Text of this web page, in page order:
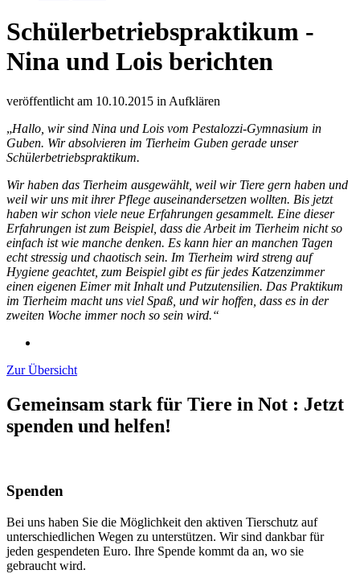
Schülerbetriebspraktikum -
Nina und Lois berichten
veröffentlicht am 10.10.2015 in Aufklären
„Hallo, wir sind Nina und Lois vom Pestalozzi-Gymnasium in
Guben. Wir absolvieren im Tierheim Guben gerade unser
Schülerbetriebspraktikum.
Wir haben das Tierheim ausgewählt, weil wir Tiere gern haben und
weil wir uns mit ihrer Pflege auseinandersetzen wollten. Bis jetzt
haben wir schon viele neue Erfahrungen gesammelt. Eine dieser
Erfahrungen ist zum Beispiel, dass die Arbeit im Tierheim nicht so
einfach ist wie manche denken. Es kann hier an manchen Tagen
echt stressig und chaotisch sein. Im Tierheim wird streng auf
Hygiene geachtet, zum Beispiel gibt es für jedes Katzenzimmer
einen eigenen Eimer mit Inhalt und Putzutensilien. Das Praktikum
im Tierheim macht uns viel Spaß, und wir hoffen, dass es in der
zweiten Woche immer noch so sein wird.“
Zur Übersicht
Gemeinsam stark für Tiere in Not : Jetzt
spenden und helfen!
Spenden
Bei uns haben Sie die Möglichkeit den aktiven Tierschutz auf
unterschiedlichen Wegen zu unterstützen. Wir sind dankbar für
jeden gespendeten Euro. Ihre Spende kommt da an, wo sie
gebraucht wird.